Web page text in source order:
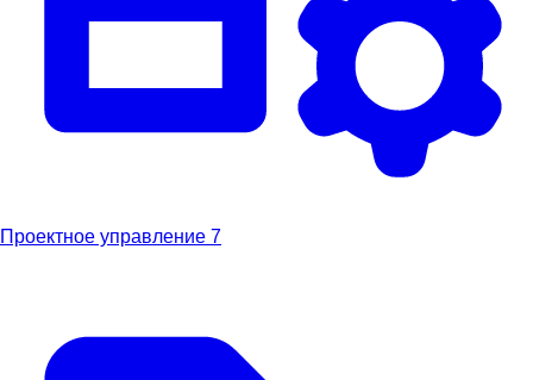
Проектное управление 7